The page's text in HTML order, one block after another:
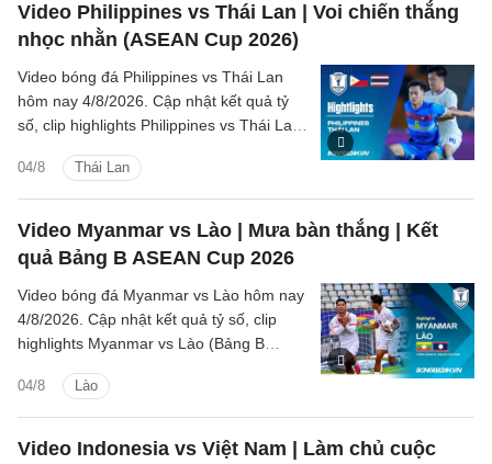
Video Philippines vs Thái Lan | Voi chiến thắng
nhọc nhằn (ASEAN Cup 2026)
04/8 Thái Lan
Video bóng đá Philippines vs Thái Lan
hôm nay 4/8/2026. Cập nhật kết quả tỷ
số, clip highlights Philippines vs Thái Lan
huống trên sân.
Video Myanmar vs Lào | Mưa bàn thắng | Kết
quả Bảng B ASEAN Cup 2026
04/8 Lào
Video bóng đá Myanmar vs Lào hôm nay
4/8/2026. Cập nhật kết quả tỷ số, clip
highlights Myanmar vs Lào (Bảng B
sân.
Video Indonesia vs Việt Nam | Làm chủ cuộc